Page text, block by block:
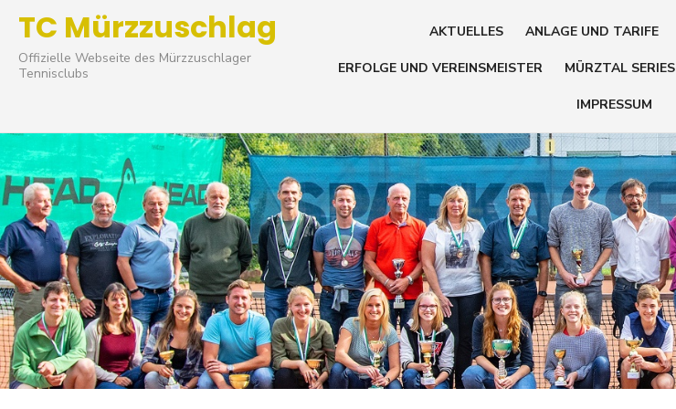
content
TC Mürzzuschlag
Offizielle Webseite des Mürzzuschlager
Tennisclubs
AKTUELLES ANLAGE UND TARIFE
ERFOLGE UND VEREINSMEISTER MÜRZTAL SERIES
IMPRESSUM